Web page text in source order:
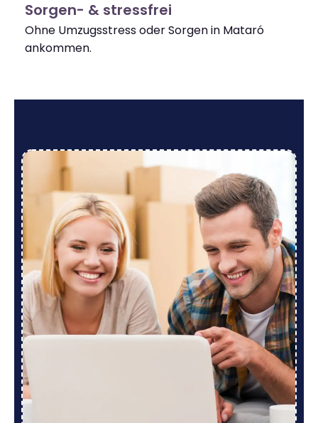
Sorgen- & stressfrei
Ohne Umzugsstress oder Sorgen in Mataró
ankommen.